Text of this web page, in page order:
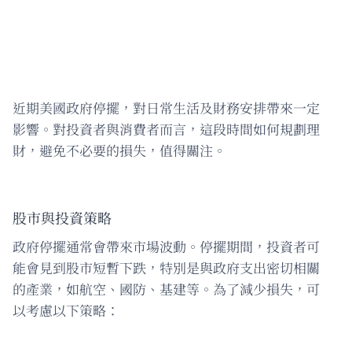
近期美國政府停擺，對日常生活及財務安排帶來一定
影響。對投資者與消費者而言，這段時間如何規劃理
財，避免不必要的損失，值得關注。
股市與投資策略
政府停擺通常會帶來市場波動。停擺期間，投資者可
能會見到股市短暫下跌，特別是與政府支出密切相關
的產業，如航空、國防、基建等。為了減少損失，可
以考慮以下策略：